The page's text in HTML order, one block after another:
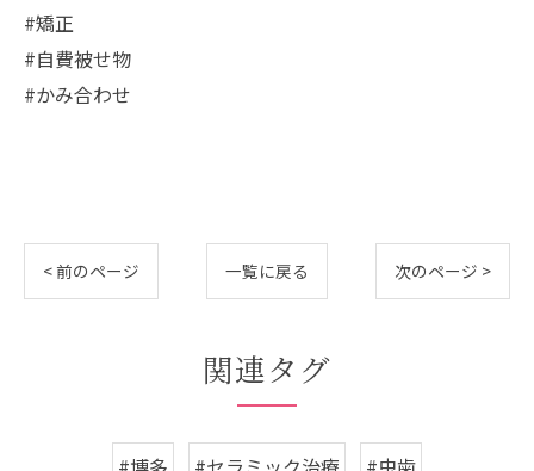
#矯正
#自費被せ物
#かみ合わせ
< 前のページ 一覧に戻る 次のページ >
関連タグ